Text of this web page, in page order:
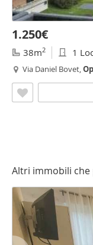
1.250€
38m2 1
Via Daniel Bovet,
Altri immobili